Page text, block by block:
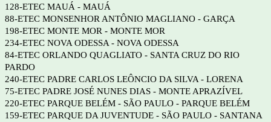
128-ETEC MAUÁ - MAUÁ
88-ETEC MONSENHOR ANTÔNIO MAGLIANO - GARÇA
198-ETEC MONTE MOR - MONTE MOR
234-ETEC NOVA ODESSA - NOVA ODESSA
84-ETEC ORLANDO QUAGLIATO - SANTA CRUZ DO RIO
PARDO
240-ETEC PADRE CARLOS LEÔNCIO DA SILVA - LORENA
75-ETEC PADRE JOSÉ NUNES DIAS - MONTE APRAZÍVEL
220-ETEC PARQUE BELÉM - SÃO PAULO - PARQUE BELÉM
159-ETEC PARQUE DA JUVENTUDE - SÃO PAULO - SANTANA